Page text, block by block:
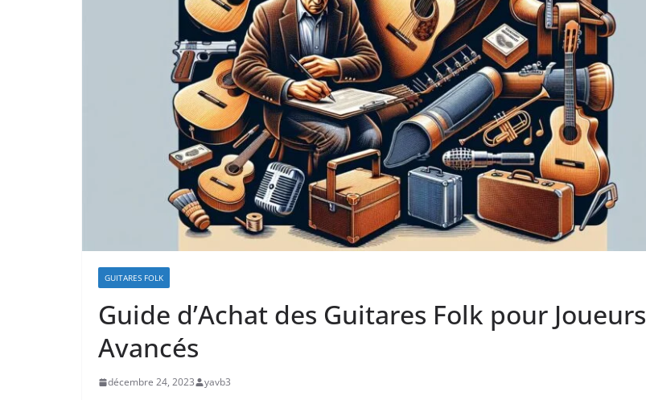
GUITARES FOLK
Guide d’Achat des Guitares Folk pour Joueurs
Avancés
décembre 24, 2023 yavb3